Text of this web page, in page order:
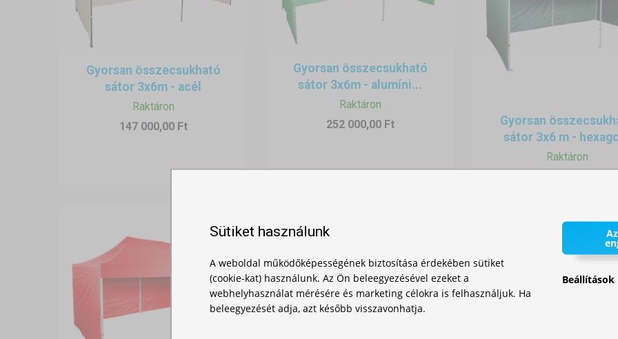
Gyorsan összecsukható
sátor 3x6m - acél
Raktáron
147 000,00 Ft
Gyorsan összecsukható
sátor 3x6m - alumíni...
Raktáron
252 000,00 Ft
Gyorsan
sátor 3x6 m -
Raktáron
Sütiket használunk
A weboldal működőképességének biztosítása érdekében sütiket
(cookie-kat) használunk. Az Ön beleegyezésével ezeket a
webhelyhasználat mérésére és marketing célokra is felhasználjuk. Ha
beleegyezését adja, azt később visszavonhatja.
Beállítások